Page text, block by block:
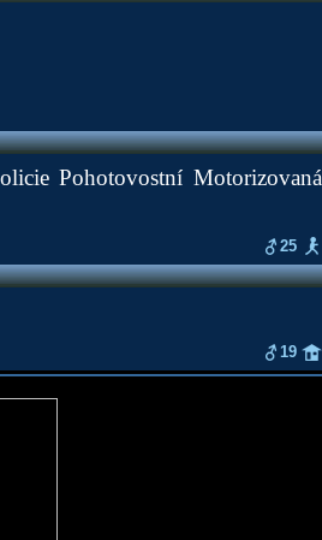
Pohotovostní Motorizovaná
25
19